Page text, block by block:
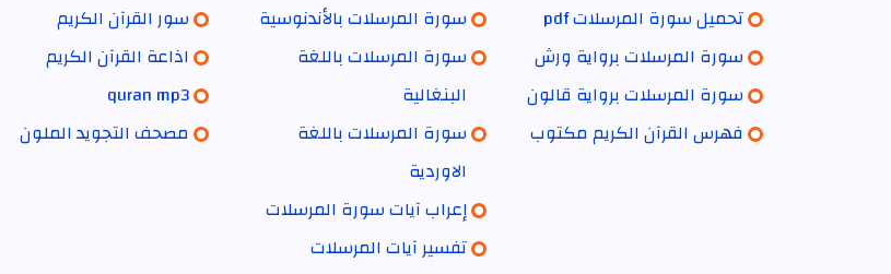
تحميل سورة المرسلات pdf
سورة المرسلات برواية ورش
سورة المرسلات برواية قالون
فهرس القرآن الكريم مكتوب
سورة المرسلات بالأندنوسية
سورة المرسلات باللغة
البنغالية
سورة المرسلات باللغة
الاوردية
إعراب آيات سورة المرسلات
تفسير آيات المرسلات
سور القرآن الكريم
اذاعة القرآن الكريم
quran mp3
مصحف التجويد الملون